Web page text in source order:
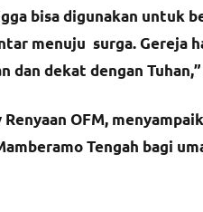
bisa digunakan untuk
menuju surga. Gereja
dan dekat dengan
OFM,
Tengah bagi